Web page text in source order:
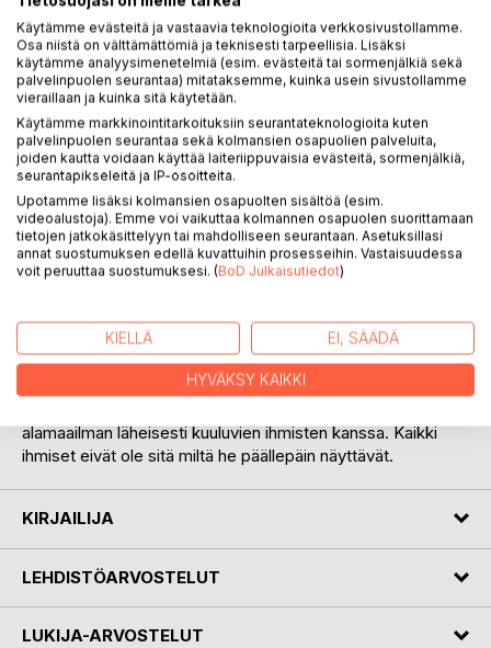
Lisää muistilistalle
Arvostele tuote
KUVAUS
Lapsi kaapataan Kotkasta. Myös äiti on kadonnut. Poliisi
kohtaa lapsen kaappaajan sattumalta rutiininomaisen
liikennevalvonnan ohessa. Lapsi kyydissään kaappaaja
pakenee poliisia ja pääsee karkuun. Isän jäljiltä paljastuu
alamaailman läheisesti kuuluvien ihmisten kanssa. Kaikki
ihmiset eivät ole sitä miltä he päällepäin näyttävät.
KIRJAILIJA
LEHDISTÖARVOSTELUT
LUKIJA-ARVOSTELUT
Käytämme evästeitä ja vastaavia teknologioita verkkosivustollamme.
Osa niistä on välttämättömiä ja teknisesti tarpeellisia. Lisäksi
käytämme analyysimenetelmiä (esim. evästeitä tai sormenjälkiä sekä
palvelinpuolen seurantaa) mitataksemme, kuinka usein sivustollamme
vieraillaan ja kuinka sitä käytetään.
Käytämme markkinointitarkoituksiin seurantateknologioita kuten
palvelinpuolen seurantaa sekä kolmansien osapuolien palveluita,
joiden kautta voidaan käyttää laiteriippuvaisia evästeitä, sormenjälkiä,
seurantapikseleitä ja IP-osoitteita.
Upotamme lisäksi kolmansien osapuolten sisältöä (esim.
videoalustoja). Emme voi vaikuttaa kolmannen osapuolen suorittamaan
tietojen jatkokäsittelyyn tai mahdolliseen seurantaan. Asetuksillasi
annat suostumuksen edellä kuvattuihin prosesseihin. Vastaisuudessa
voit peruuttaa suostumuksesi. (BoD Julkaisutiedot)
KIELLÄ EI, SÄÄDÄ
HYVÄKSY KAIKKI